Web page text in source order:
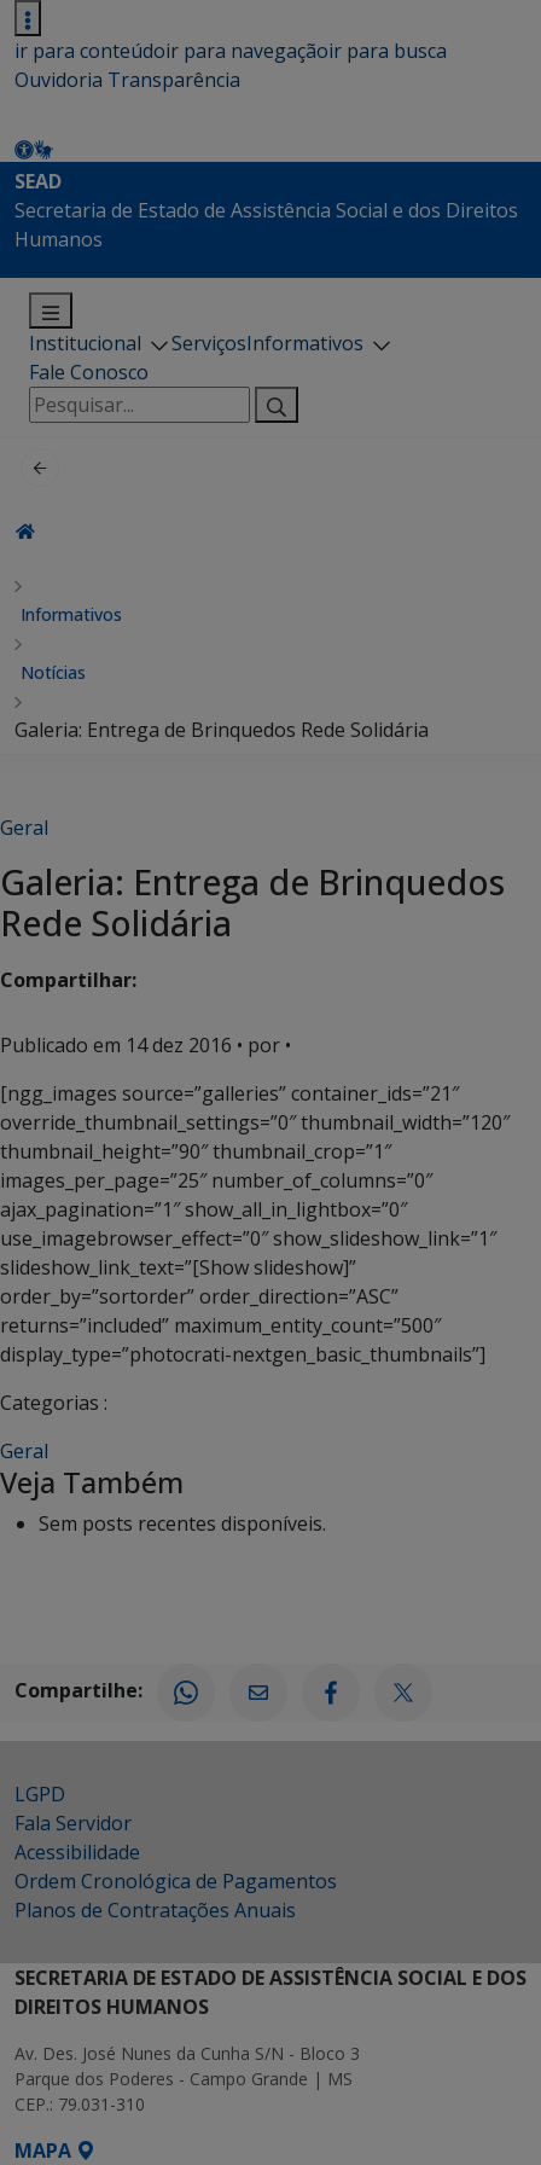
ir para conteúdoir para navegaçãoir para busca
Ouvidoria Transparência
SEAD
Secretaria de Estado de Assistência Social e dos Direitos
Humanos
Institucional ServiçosInformativos
Fale Conosco
Pesquisar
por:
Informativos
Notícias
Galeria: Entrega de Brinquedos Rede Solidária
Geral
Galeria: Entrega de Brinquedos
Rede Solidária
Compartilhar:
Publicado em 14 dez 2016 • por •
[ngg_images source=”galleries” container_ids=”21″
override_thumbnail_settings=”0″ thumbnail_width=”120″
thumbnail_height=”90″ thumbnail_crop=”1″
images_per_page=”25″ number_of_columns=”0″
ajax_pagination=”1″ show_all_in_lightbox=”0″
use_imagebrowser_effect=”0″ show_slideshow_link=”1″
slideshow_link_text=”[Show slideshow]”
order_by=”sortorder” order_direction=”ASC”
returns=”included” maximum_entity_count=”500″
display_type=”photocrati-nextgen_basic_thumbnails”]
Categorias :
Geral
Veja Também
Sem posts recentes disponíveis.
Compartilhe:
LGPD
Fala Servidor
Acessibilidade
Ordem Cronológica de Pagamentos
Planos de Contratações Anuais
SECRETARIA DE ESTADO DE ASSISTÊNCIA SOCIAL E DOS
DIREITOS HUMANOS
Av. Des. José Nunes da Cunha S/N - Bloco 3
Parque dos Poderes - Campo Grande | MS
CEP.: 79.031-310
MAPA